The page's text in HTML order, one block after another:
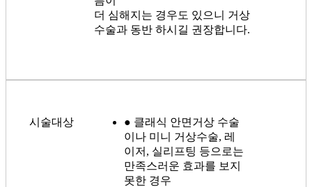
더 심해지는 경우도 있으니 거상
수술과 동반 하시길 권장합니다.
시술대상
● 클래식 안면거상 수술
이나 미니 거상수술, 레
이저, 실리프팅 등으로는
만족스러운 효과를 보지
못한 경우